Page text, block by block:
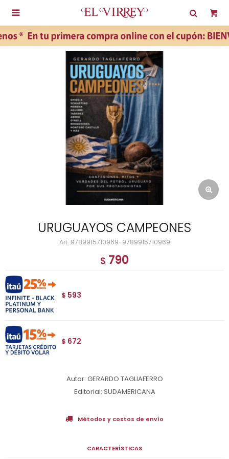

URUGUAYOS CAMPEONES
9789915710969-9789915710969
$ 790
$ 593
$ 672
Autor: GERARDO TAGLIAFERRO
Editorial: SUDAMERICANA
Métodos y costos de envío
CARACTERÍSTICAS